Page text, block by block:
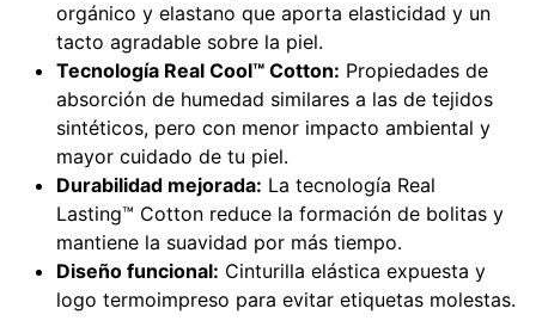
orgánico y elastano que aporta elasticidad y un
tacto agradable sobre la piel.
Tecnología Real Cool™ Cotton: Propiedades de
absorción de humedad similares a las de tejidos
sintéticos, pero con menor impacto ambiental y
mayor cuidado de tu piel.
Durabilidad mejorada: La tecnología Real
Lasting™ Cotton reduce la formación de bolitas y
mantiene la suavidad por más tiempo.
Diseño funcional: Cinturilla elástica expuesta y
logo termoimpreso para evitar etiquetas molestas.